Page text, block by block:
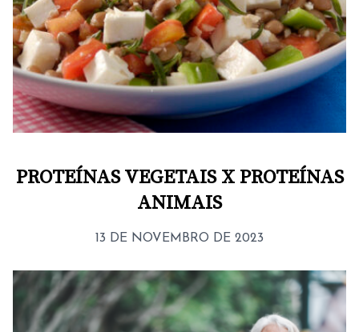
PROTEÍNAS VEGETAIS X PROTEÍNAS
ANIMAIS
13 DE NOVEMBRO DE 2023